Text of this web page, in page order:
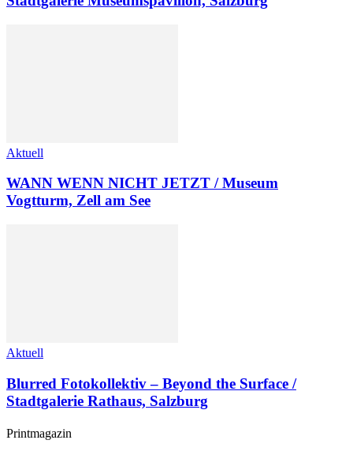
Aktuell
WANN WENN NICHT JETZT / Museum
Vogtturm, Zell am See
Aktuell
Blurred Fotokollektiv – Beyond the Surface /
Stadtgalerie Rathaus, Salzburg
Printmagazin